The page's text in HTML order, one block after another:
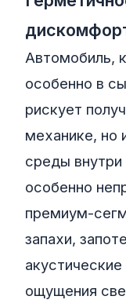
Автомобиль,
особенно в
рискует
механике, но
среды
особенно
премиум-
запахи,
ощущения